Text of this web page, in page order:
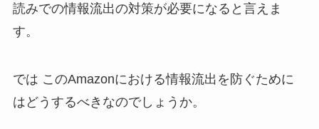
読みでの情報流出の対策が必要になると言えま
す。
では このAmazonにおける情報流出を防ぐために
はどうするべきなのでしょうか。